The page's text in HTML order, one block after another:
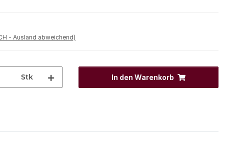
- Ausland abweichend)
Stk In den Warenkorb